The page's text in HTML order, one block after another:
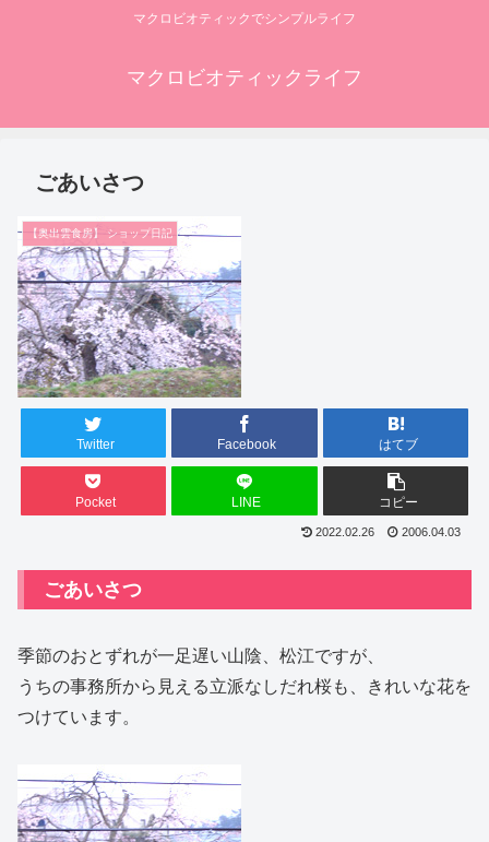
マクロビオティックでシンプルライフ
マクロビオティックライフ
ごあいさつ
【奥出雲食房】 ショップ日記
Twitter Facebook はてブ
Pocket LINE コピー
2022.02.26 2006.04.03
ごあいさつ
季節のおとずれが一足遅い山陰、松江ですが、
うちの事務所から見える立派なしだれ桜も、きれいな花を
つけています。